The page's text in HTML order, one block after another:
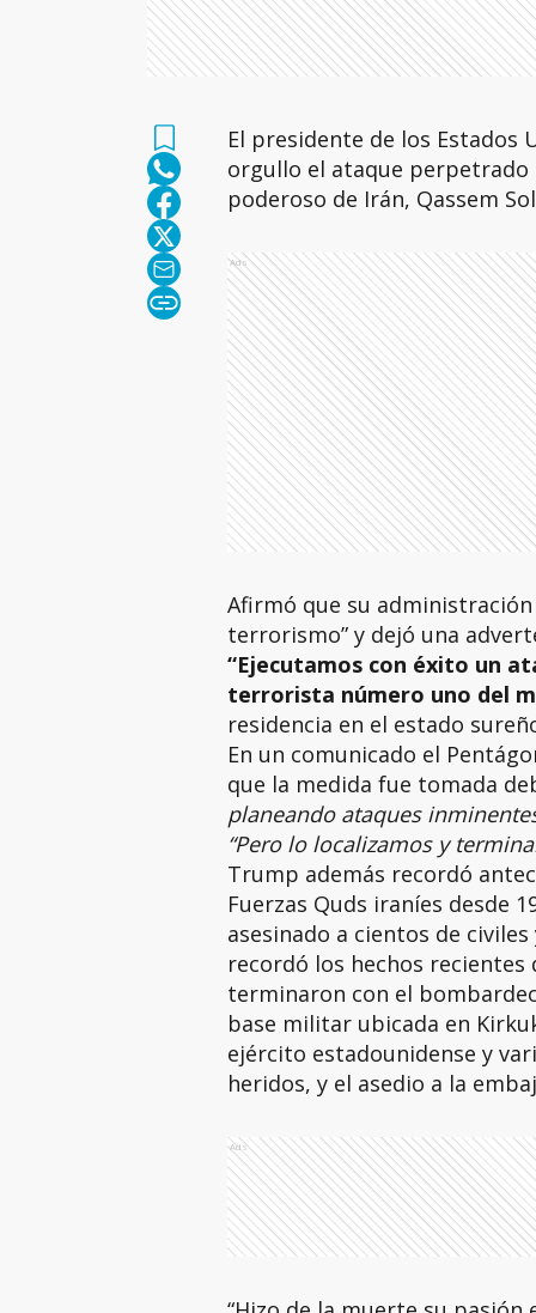
El presidente de los Estados
orgullo el ataque
poderoso de Irán, Qassem
Ads
Afirmó que su
terrorismo” y dejó una
“Ejecutamos con éxito un
terrorista número uno del
residencia en el estado
En un comunicado el
que la medida fue tomada
planeando ataques
“Pero lo localizamos y
Trump además recordó
Fuerzas Quds iraníes desde
asesinado a cientos de
recordó los hechos recientes
terminaron con el
base militar ubicada en
ejército estadounidense y
heridos, y el asedio a la
Ads